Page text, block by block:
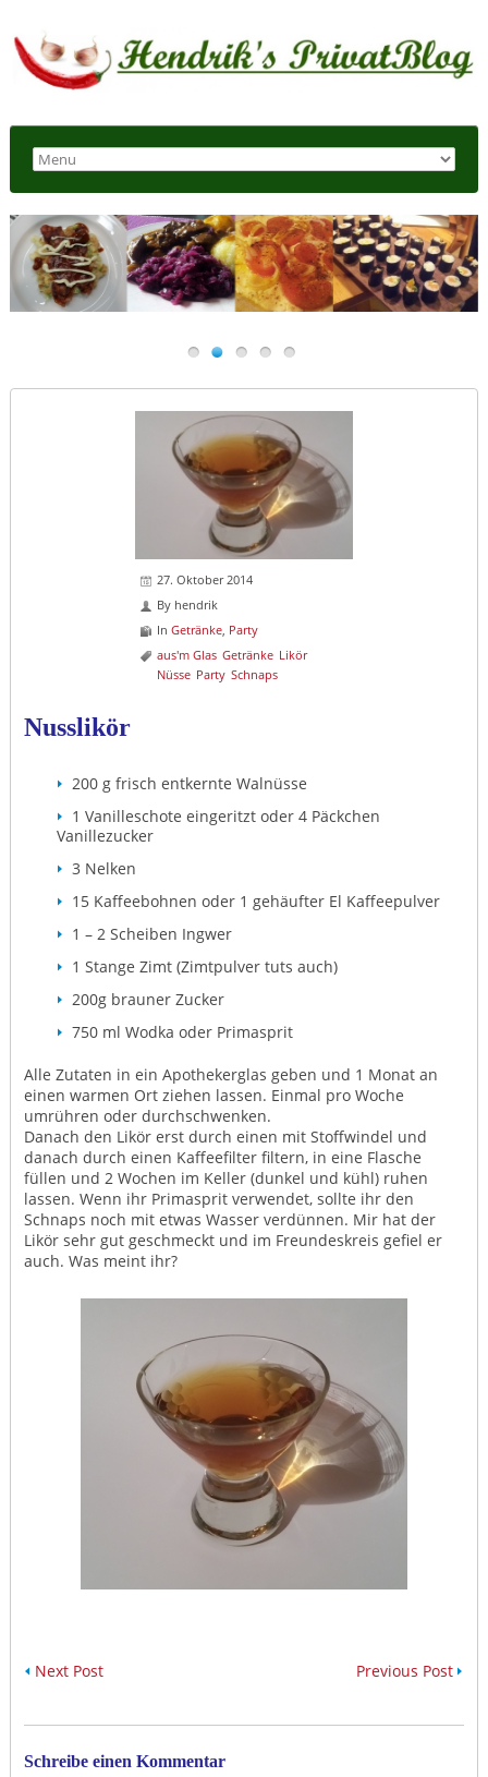
27. Oktober 2014
By hendrik
In Getränke, Party
aus'm Glas Getränke Likör
Nüsse Party Schnaps
Nusslikör
200 g frisch entkernte Walnüsse
1 Vanilleschote eingeritzt oder 4 Päckchen
Vanillezucker
3 Nelken
15 Kaffeebohnen oder 1 gehäufter El Kaffeepulver
1 – 2 Scheiben Ingwer
1 Stange Zimt (Zimtpulver tuts auch)
200g brauner Zucker
750 ml Wodka oder Primasprit
Alle Zutaten in ein Apothekerglas geben und 1 Monat an
einen warmen Ort ziehen lassen. Einmal pro Woche
umrühren oder durchschwenken.
Danach den Likör erst durch einen mit Stoffwindel und
danach durch einen Kaffeefilter filtern, in eine Flasche
füllen und 2 Wochen im Keller (dunkel und kühl) ruhen
lassen. Wenn ihr Primasprit verwendet, sollte ihr den
Schnaps noch mit etwas Wasser verdünnen. Mir hat der
Likör sehr gut geschmeckt und im Freundeskreis gefiel er
auch. Was meint ihr?
Next Post Previous Post
Schreibe einen Kommentar